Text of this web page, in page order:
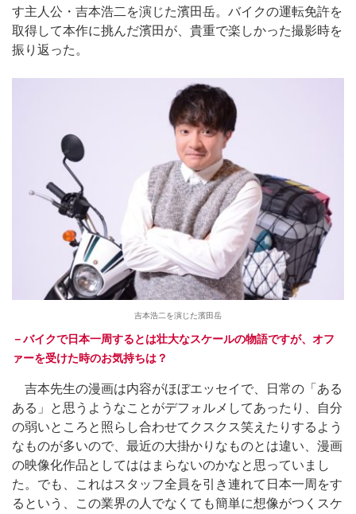
す主人公・吉本浩二を演じた濱田岳。バイクの運転免許を
取得して本作に挑んだ濱田が、貴重で楽しかった撮影時を
振り返った。
吉本浩二を演じた濱田岳
－バイクで日本一周するとは壮大なスケールの物語ですが、オフ
ァーを受けた時のお気持ちは？
吉本先生の漫画は内容がほぼエッセイで、日常の「ある
ある」と思うようなことがデフォルメしてあったり、自分
の弱いところと照らし合わせてクスクス笑えたりするよう
なものが多いので、最近の大掛かりなものとは違い、漫画
の映像化作品としてははまらないのかなと思っていまし
た。でも、これはスタッフ全員を引き連れて日本一周をす
るという、この業界の人でなくても簡単に想像がつくスケ